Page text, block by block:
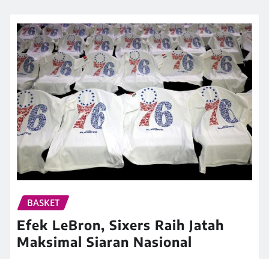
BASKET
Efek LeBron, Sixers Raih Jatah
Maksimal Siaran Nasional